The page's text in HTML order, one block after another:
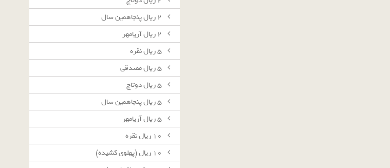
٥ ريال نقره
٥ ريال مصدقى
٥ ريال دوتاج
٥ ريال پنجاهمين سال
٥ ريال آريامهر